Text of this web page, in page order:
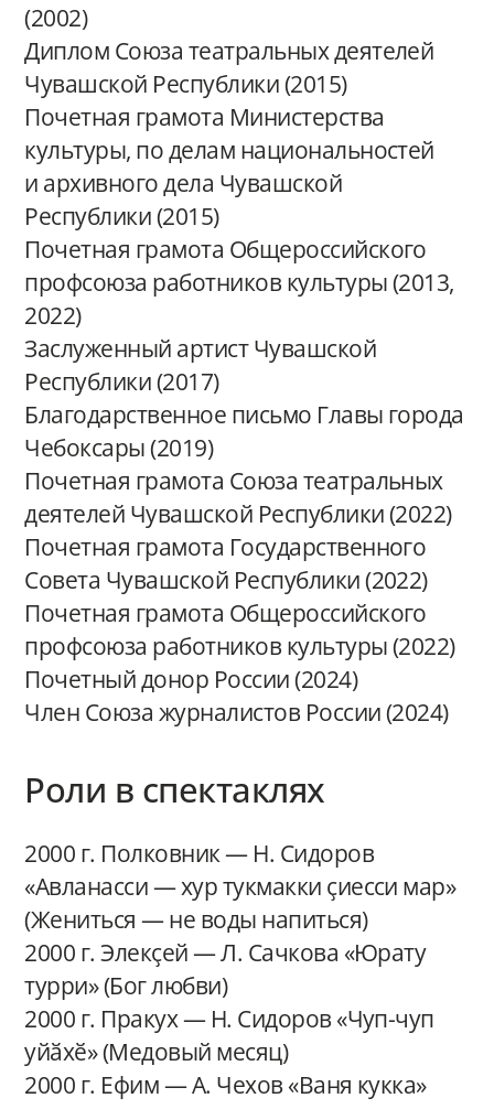
(2002)
Диплом Союза театральных деятелей
Чувашской Республики (2015)
Почетная грамота Министерства
культуры, по делам национальностей
и архивного дела Чувашской
Республики (2015)
Почетная грамота Общероссийского
профсоюза работников культуры (2013,
2022)
Заслуженный артист Чувашской
Республики (2017)
Благодарственное письмо Главы города
Чебоксары (2019)
Почетная грамота Союза театральных
деятелей Чувашской Республики (2022)
Почетная грамота Государственного
Совета Чувашской Республики (2022)
Почетная грамота Общероссийского
профсоюза работников культуры (2022)
Почетный донор России (2024)
Член Союза журналистов России (2024)
Роли в спектаклях
2000 г. Полковник — Н. Сидоров
«Авланасси — хур тукмакки ҫиесси мар»
(Жениться — не воды напиться)
2000 г. Элекҫей — Л. Сачкова «Юрату
турри» (Бог любви)
2000 г. Пракух — Н. Сидоров «Чуп-чуп
уйӑхӗ» (Медовый месяц)
2000 г. Ефим — А. Чехов «Ваня кукка»